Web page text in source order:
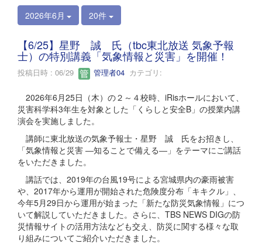
2026年6月 20件
【6/25】星野 誠 氏（tbc東北放送 気象予報
士）の特別講義「気象情報と災害」を開催！
投稿日時 : 06/29 管理者04 カテゴリ:
2026年6月25日（木）の２～４校時、iRisホールにおいて、
災害科学科3年生を対象とした「くらしと安全B」の授業内講
演会を実施しました。
講師に東北放送の気象予報士・星野 誠 氏をお招きし、
「気象情報と災害 ―知ることで備える―」をテーマにご講話
をいただきました。
講話では、2019年の台風19号による宮城県内の豪雨被害
や、2017年から運用が開始された危険度分布「キキクル」、
今年5月29日から運用が始まった「新たな防災気象情報」につ
いて解説していただきました。さらに、TBS NEWS DIGの防
災情報サイトの活用方法なども交え、防災に関する様々な取
り組みについてご紹介いただきました。